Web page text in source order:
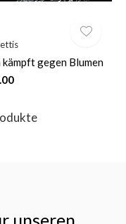
kämpft gegen Blumen
unseren